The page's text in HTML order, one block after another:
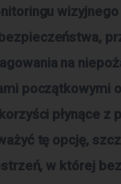
na
początkowymi
płynące z
tę opcję,
w której